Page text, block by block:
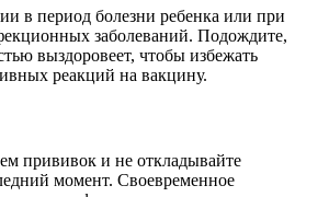
в период болезни ребенка или при
заболеваний. Подождите,
выздоровеет, чтобы избежать
реакций на вакцину.
прививок и не откладывайте
момент. Своевременное